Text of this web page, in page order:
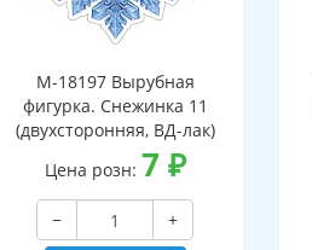
М-18197 Вырубная
фигурка. Снежинка 11
(двухсторонняя, ВД-лак)
Цена розн: 7 ₽
−
+